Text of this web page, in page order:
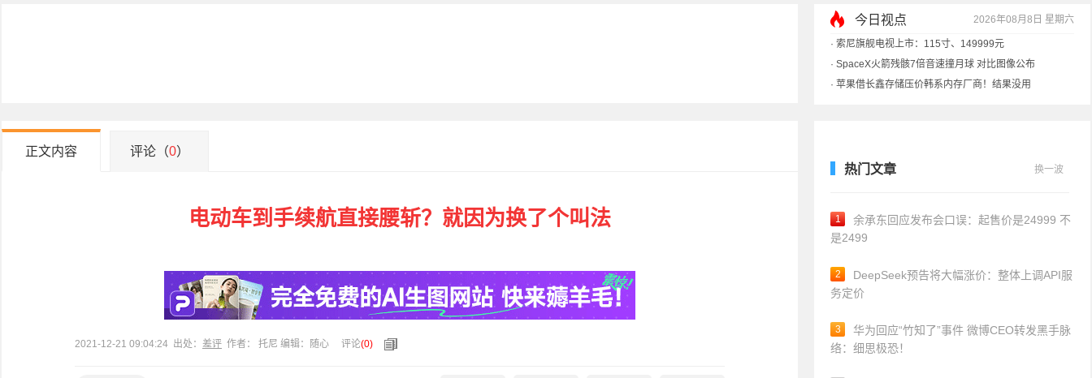
今日视点 2026年08月8日 星期六
· 索尼旗舰电视上市：115寸、149999元
· SpaceX火箭残骸7倍音速撞月球 对比图像公布
· 苹果借长鑫存储压价韩系内存厂商！结果没用
正文内容 评论（0）
电动车到手续航直接腰斩？就因为换了个叫法
2021-12-21 09:04:24 出处： 差评 作者： 托尼 编辑：随心 评论(0)
热门文章 换一波
1
余承东回应发布会口误：起售价是24999 不
是2499
2
DeepSeek预告将大幅涨价：整体上调API服
务定价
3
华为回应“竹知了”事件 微博CEO转发黑手脉
络：细思极恐！